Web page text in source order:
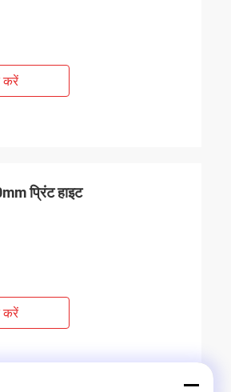
करें
प्रिंट हाइट
करें